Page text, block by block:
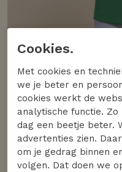
Cookies.
Met cookies en
we je beter en
cookies werkt de
analytische functie.
dag een beetje beter.
advertenties zien.
om je gedrag binnen
volgen. Dat doen we